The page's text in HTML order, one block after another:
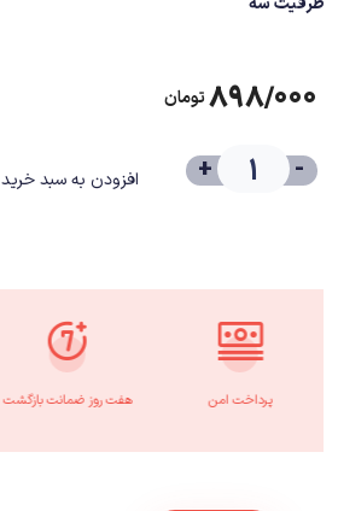
۸۹۸/۰۰۰تومان
-
+ افزودن به سبد خرید
پرداخت امن هفت روز ضمانت بازگشت